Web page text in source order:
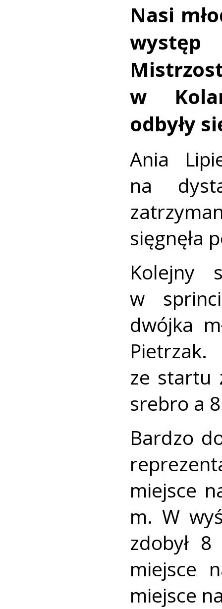
Nasi
występ
w
odbyły
Ania
na
sięgnęła
Kolejny
w
dwójka
ze startu
srebro a
Bardzo
miejsce
m. W
zdobył
miejsce
miejsce